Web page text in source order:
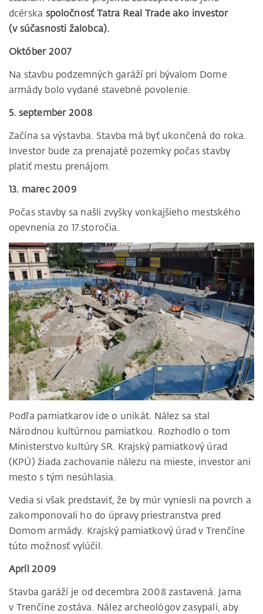
dcérska spoločnosť Tatra Real Trade ako investor
(v súčasnosti žalobca).
Október 2007
Na stavbu podzemných garáží pri bývalom Dome
armády bolo vydané stavebné povolenie.
5. september 2008
Začína sa výstavba. Stavba má byť ukončená do roka.
Investor bude za prenajaté pozemky počas stavby
platiť mestu prenájom.
13. marec 2009
Počas stavby sa našli zvyšky vonkajšieho mestského
opevnenia zo 17.storočia.
Podľa pamiatkarov ide o unikát. Nález sa stal
Národnou kultúrnou pamiatkou. Rozhodlo o tom
Ministerstvo kultúry SR. Krajský pamiatkový úrad
(KPÚ) žiada zachovanie nálezu na mieste, investor ani
mesto s tým nesúhlasia.
Vedia si však predstaviť, že by múr vyniesli na povrch a
zakomponovali ho do úpravy priestranstva pred
Domom armády. Krajský pamiatkový úrad v Trenčíne
túto možnosť vylúčil.
Apríl 2009
Stavba garáží je od decembra 2008 zastavená. Jama
v Trenčíne zostáva. Nález archeológov zasypali, aby